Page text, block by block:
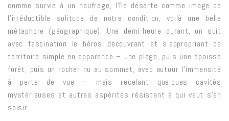
comme survie à un naufrage, l’île déserte comme image de
l’irréductible solitude de notre condition, voilà une belle
métaphore (géographique). Une demi-heure durant, on suit
avec fascination le héros découvrant et s’appropriant ce
territoire simple en apparence – une plage, puis une épaisse
forêt, puis un rocher nu au sommet, avec autour l’immensité
à perte de vue – mais recelant quelques cavités
mystérieuses et autres aspérités résistant à qui veut s’en
saisir.